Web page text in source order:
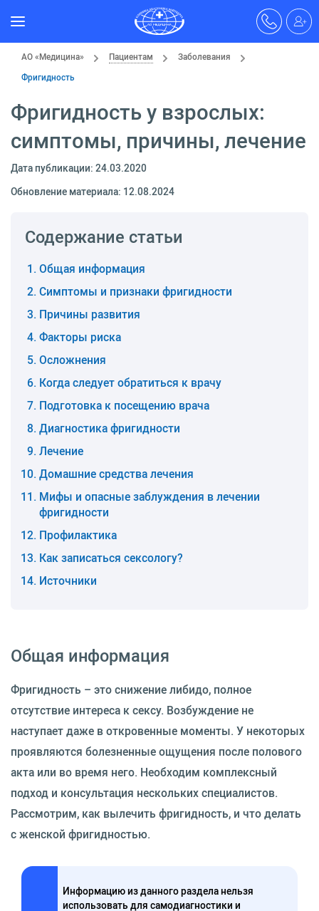
АО «Медицина» Пациентам
Заболевания
Фригидность
Фригидность у взрослых:
симптомы, причины, лечение
Дата публикации: 24.03.2020
Обновление материала: 12.08.2024
Содержание статьи
Общая информация
Симптомы и признаки фригидности
Причины развития
Факторы риска
Осложнения
Когда следует обратиться к врачу
Подготовка к посещению врача
Диагностика фригидности
Лечение
Домашние средства лечения
Мифы и опасные заблуждения в лечении
фригидности
Профилактика
Как записаться сексологу?
Источники
Общая информация
Фригидность – это снижение либидо, полное
отсутствие интереса к сексу. Возбуждение не
наступает даже в откровенные моменты. У некоторых
проявляются болезненные ощущения после полового
акта или во время него. Необходим комплексный
подход и консультация нескольких специалистов.
Рассмотрим, как вылечить фригидность, и что делать
с женской фригидностью.
Информацию из данного раздела нельзя
использовать для самодиагностики и